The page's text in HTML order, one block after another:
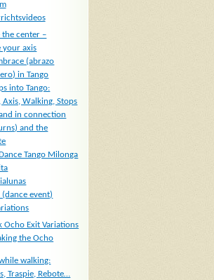
the center –
your axis
(abrazo
in Tango
into Tango:
Axis, Walking, Stops
in connection
and the
Tango Milonga
(dance event)
Ocho Exit Variations
the Ocho
walking:
Traspie, Rebote…